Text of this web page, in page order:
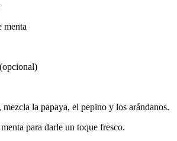
menta
la papaya, el pepino y los arándanos.
para darle un toque fresco.